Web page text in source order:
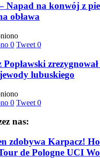
Napad na konwój z
obława
0 Tweet 0
Popławski
lubuskiego
0 Tweet 0
nas:
zdobywa Karpacz!
de Pologne UCI